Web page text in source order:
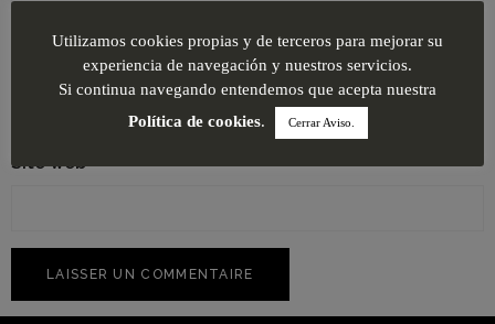
Site web
Utilizamos cookies propias y de terceros para mejorar su
experiencia de navegación y nuestros servicios.
Si continua navegando entendemos que acepta nuestra
Política de cookies. Cerrar Aviso.